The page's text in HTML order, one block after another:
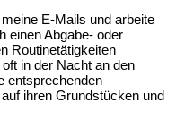
E-Mails und arbeite
einen Abgabe- oder
Routinetätigkeiten
in der Nacht an den
entsprechenden
ihren Grundstücken und